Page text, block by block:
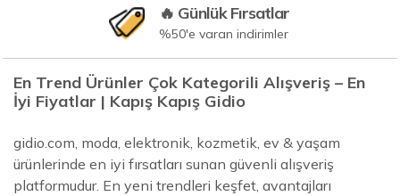
🔥 Günlük Fırsatlar
%50'e varan indirimler
En Trend Ürünler Çok Kategorili Alışveriş – En
İyi Fiyatlar | Kapış Kapış Gidio
gidio.com, moda, elektronik, kozmetik, ev & yaşam
ürünlerinde en iyi fırsatları sunan güvenli alışveriş
platformudur. En yeni trendleri keşfet, avantajları